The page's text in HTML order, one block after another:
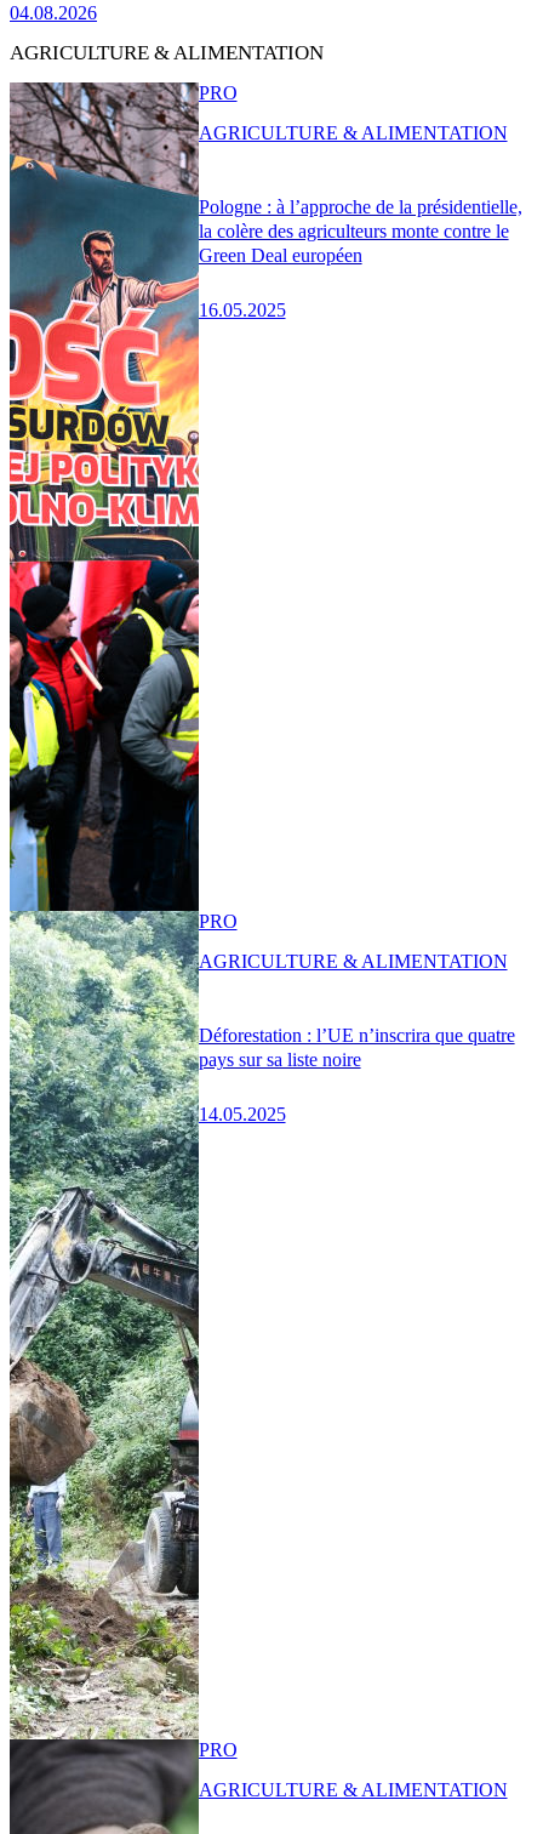
04.08.2026
AGRICULTURE & ALIMENTATION
Pologne : à l’approche de la présidentielle,
la colère des agriculteurs monte contre le
Green Deal européen
16.05.2025
PRO
AGRICULTURE & ALIMENTATION
Déforestation : l’UE n’inscrira que quatre
pays sur sa liste noire
14.05.2025
PRO
AGRICULTURE & ALIMENTATION
PRO
AGRICULTURE & ALIMENTATION